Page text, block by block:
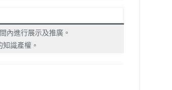
內進行展示及推廣。
識產權。